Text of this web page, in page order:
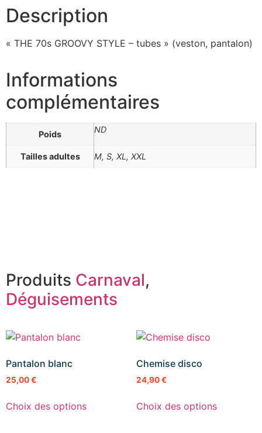
Description
« THE 70s GROOVY STYLE – tubes » (veston, pantalon)
Informations
complémentaires
Poids ND
Tailles adultes M, S, XL, XXL
Produits Carnaval,
Déguisements
Pantalon blanc
25,00€
Choix des options
Chemise disco
24,90€
Choix des options